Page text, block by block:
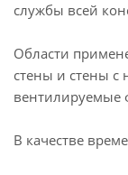
службы всей
Области
стены и стены
вентилируемые
В качестве